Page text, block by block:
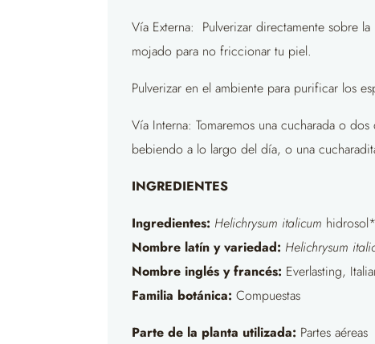
Vía Externa: Pulverizar directamente sobre
mojado para no friccionar tu piel.
Pulverizar en el ambiente para purificar los
Vía Interna: Tomaremos una cucharada o
bebiendo a lo largo del día, o una
INGREDIENTES
Ingredientes: Helichrysum italicum hidrosol*
Nombre latín y variedad: Helichrysum
Nombre inglés y francés: Everlasting,
Familia botánica: Compuestas
Parte de la planta utilizada: Partes aéreas